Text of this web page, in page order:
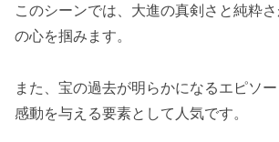
このシーンでは、大進の真剣さと純粋
の心を掴みます。
また、宝の過去が明らかになるエピソ
感動を与える要素として人気です。